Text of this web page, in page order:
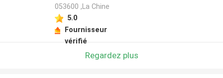
053600 ,La Chine
5.0
Fournisseur
vérifié
Regardez plus